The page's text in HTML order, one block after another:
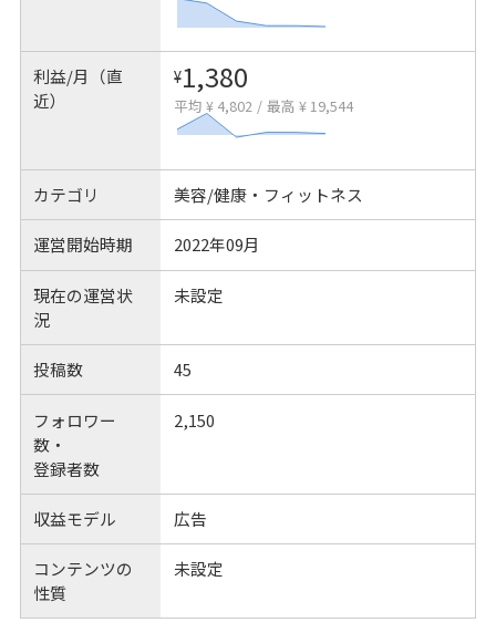
利益/月（直
近）
¥1,380
平均 ¥ 4,802 / 最高 ¥ 19,544
カテゴリ 美容/健康・フィットネス
運営開始時期 2022年09月
現在の運営状
況
未設定
投稿数 45
フォロワー
数・
登録者数
2,150
収益モデル 広告
コンテンツの
性質
未設定